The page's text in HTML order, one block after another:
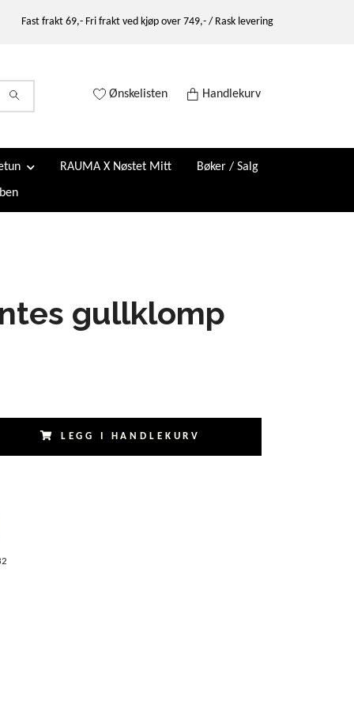
Fast frakt 69,- Fri frakt ved kjøp over 749,- / Rask levering
Ønskelisten Handlekurv
RAUMA X Nøstet Mitt Bøker / Salg
gullklomp
LEGG I HANDLEKURV